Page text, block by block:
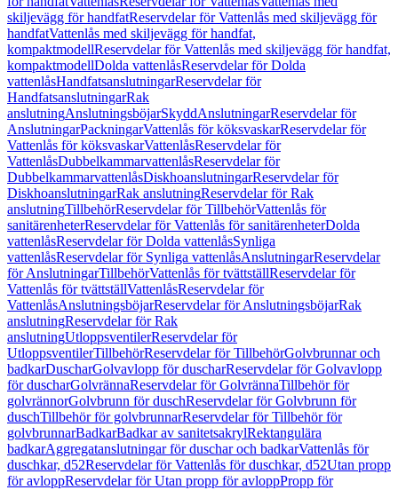
skiljevägg för handfatReservdelar för Vattenlås med skiljevägg för
handfatVattenlås med skiljevägg för handfat,
kompaktmodellReservdelar för Vattenlås med skiljevägg för handfat,
kompaktmodellDolda vattenlåsReservdelar för Dolda
vattenlåsHandfatsanslutningarReservdelar för
HandfatsanslutningarRak
anslutningAnslutningsböjarSkyddAnslutningarReservdelar för
AnslutningarPackningarVattenlås för köksvaskarReservdelar för
Vattenlås för köksvaskarVattenlåsReservdelar för
VattenlåsDubbelkammarvattenlåsReservdelar för
DubbelkammarvattenlåsDiskhoanslutningarReservdelar för
DiskhoanslutningarRak anslutningReservdelar för Rak
anslutningTillbehörReservdelar för TillbehörVattenlås för
sanitärenheterReservdelar för Vattenlås för sanitärenheterDolda
vattenlåsReservdelar för Dolda vattenlåsSynliga
vattenlåsReservdelar för Synliga vattenlåsAnslutningarReservdelar
för AnslutningarTillbehörVattenlås för tvättställReservdelar för
Vattenlås för tvättställVattenlåsReservdelar för
VattenlåsAnslutningsböjarReservdelar för AnslutningsböjarRak
anslutningReservdelar för Rak
anslutningUtloppsventilerReservdelar för
UtloppsventilerTillbehörReservdelar för TillbehörGolvbrunnar och
badkarDuscharGolvavlopp för duscharReservdelar för Golvavlopp
för duscharGolvrännaReservdelar för GolvrännaTillbehör för
golvrännorGolvbrunn för duschReservdelar för Golvbrunn för
duschTillbehör för golvbrunnarReservdelar för Tillbehör för
golvbrunnarBadkarBadkar av sanitetsakrylRektangulära
badkarAggregatanslutningar för duschar och badkarVattenlås för
duschkar, d52Reservdelar för Vattenlås för duschkar, d52Utan propp
för avloppReservdelar för Utan propp för avloppPropp för